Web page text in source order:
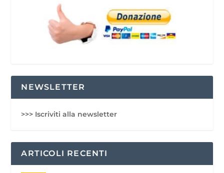
NEWSLETTER
>>> Iscriviti alla newsletter
ARTICOLI RECENTI